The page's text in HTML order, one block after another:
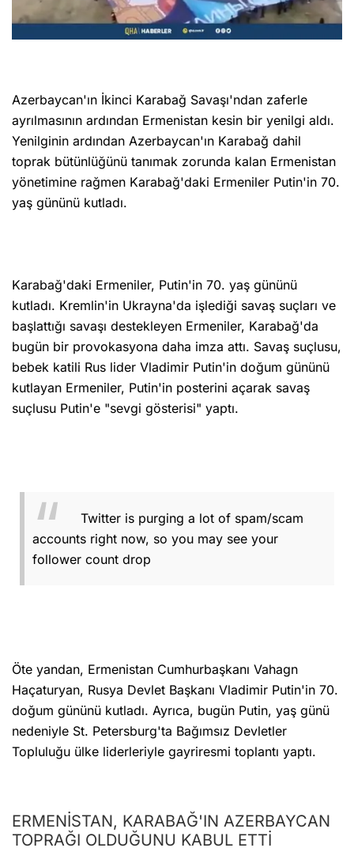
Azerbaycan'ın İkinci Karabağ Savaşı'ndan zaferle
ayrılmasının ardından Ermenistan kesin bir yenilgi aldı.
Yenilginin ardından Azerbaycan'ın Karabağ dahil
toprak bütünlüğünü tanımak zorunda kalan Ermenistan
yönetimine rağmen Karabağ'daki Ermeniler Putin'in 70.
yaş gününü kutladı.
Karabağ'daki Ermeniler, Putin'in 70. yaş gününü
kutladı. Kremlin'in Ukrayna'da işlediği savaş suçları ve
başlattığı savaşı destekleyen Ermeniler, Karabağ'da
bugün bir provokasyona daha imza attı. Savaş suçlusu,
bebek katili Rus lider Vladimir Putin'in doğum gününü
kutlayan Ermeniler, Putin'in posterini açarak savaş
suçlusu Putin'e "sevgi gösterisi" yaptı.
Twitter is purging a lot of spam/scam
accounts right now, so you may see your
follower count drop
Öte yandan, Ermenistan Cumhurbaşkanı Vahagn
Haçaturyan, Rusya Devlet Başkanı Vladimir Putin'in 70.
doğum gününü kutladı. Ayrıca, bugün Putin, yaş günü
nedeniyle St. Petersburg'ta Bağımsız Devletler
Topluluğu ülke liderleriyle gayriresmi toplantı yaptı.
ERMENİSTAN, KARABAĞ'IN AZERBAYCAN
TOPRAĞI OLDUĞUNU KABUL ETTİ